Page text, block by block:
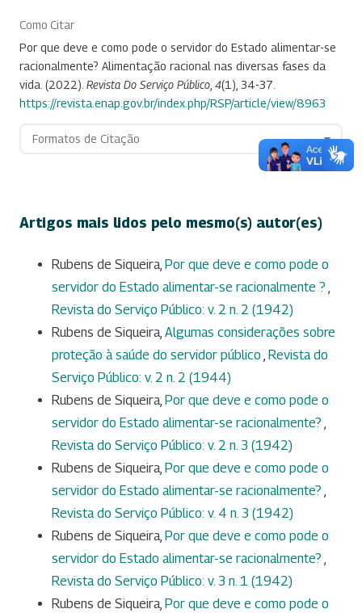
Como Citar
Por que deve e como pode o servidor do Estado alimentar-se
racionalmente? Alimentação racional nas diversas fases da
vida. (2022). Revista Do Serviço Público, 4(1), 34-37.
https://revista.enap.gov.br/index.php/RSP/article/view/8963
Formatos de Citação
Artigos mais lidos pelo mesmo(s) autor(es)
Rubens de Siqueira, Por que deve e como pode o
servidor do Estado alimentar-se racionalmente ? ,
Revista do Serviço Público: v. 2 n. 2 (1942)
Rubens de Siqueira, Algumas considerações sobre
proteção à saúde do servidor público , Revista do
Serviço Público: v. 2 n. 2 (1944)
Rubens de Siqueira, Por que deve e como pode o
servidor do Estado alimentar-se racionalmente? ,
Revista do Serviço Público: v. 2 n. 3 (1942)
Rubens de Siqueira, Por que deve e como pode o
servidor do Estado alimentar-se racionalmente? ,
Revista do Serviço Público: v. 4 n. 3 (1942)
Rubens de Siqueira, Por que deve e como pode o
servidor do Estado alimentar-se racionalmente? ,
Revista do Serviço Público: v. 3 n. 1 (1942)
Rubens de Siqueira, Por que deve e como pode o